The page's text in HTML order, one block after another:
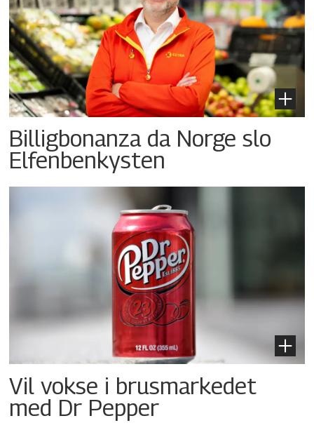
Billigbonanza da Norge slo
Elfenbenkysten
Vil vokse i brusmarkedet
med Dr Pepper